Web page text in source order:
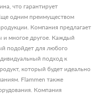
что гарантирует
одним преимуществом
Компания предлагает
и многое другое. Каждый
подойдет для любого
подход к
который будет идеально
Flammen также
Компания